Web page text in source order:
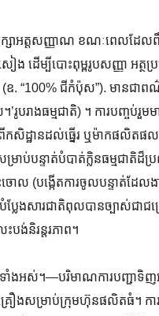
ក្សាអត្តសញ្ញាណ ខណៈពេលដែ
ដើម្បីបោះពុម្ពរូបសញ្ញា អត្ថប្រ
ាព (ឧ. “100% ជីកំប៉ុស”). មា
រាងធម្មជាតិ) ។ ការបញ្ចប់រួមម
សិដ្ឋាន​ដល់​ធ្នើរ ឬ​ម៉ាក​ផលិតផល​
ាប់បន្ទាត់បំបាត់ក្លិនធម្មជាតិដ៏
ះចោល (បង្កើតការចូលបន្ទាត់
ប្លែងសារជាតិពុលបានច្បាស់
ង់និរន្តរភាព។
ាំងអស់។—បរិមាណការបញ្ជាទិញ
រឿងសម្រាប់ក្រុមហ៊ុនផលិតធំ។ កា